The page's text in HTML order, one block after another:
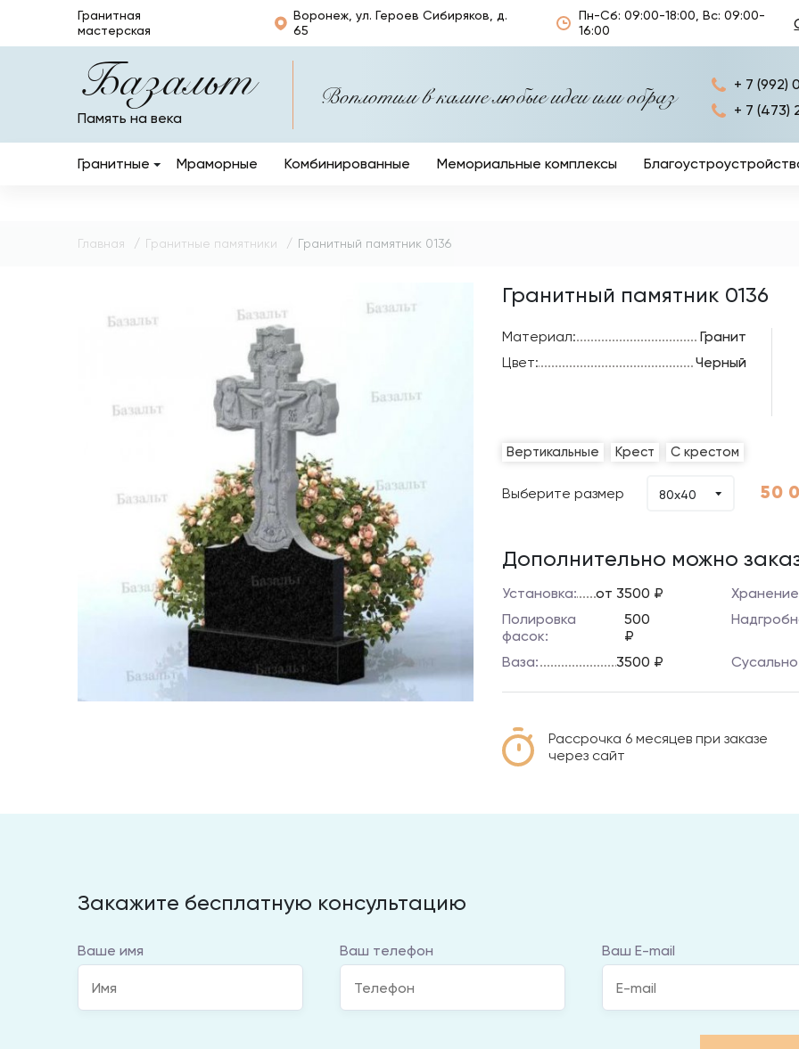
Гранитная
мастерская
Воронеж, ул. Героев Сибиряков, д.
65
Пн-Сб: 09:00-18:00, Вс: 09:00-
16:00
Базальт
Память на века
Воплотим в камне любые идеи или образ
+ 7 (992)
+ 7 (473)
Гранитные Мраморные Комбинированные Мемориальные комплексы
Ритуальные
Главная Гранитные памятники Гранитный памятник 0136
Гранитный памятник 0136
Материал:
Гранит
Цвет:
Черный
Вертикальные Крест С крестом
Выберите размер 80x40 50
Дополнительно можно
Установка: от 3500 ₽
Полировка
фасок:
500
₽
Ваза: 3500 ₽
Рассрочка 6 месяцев при заказе
через сайт
Закажите бесплатную консультацию
Ваше имя Ваш телефон Ваш E-mail